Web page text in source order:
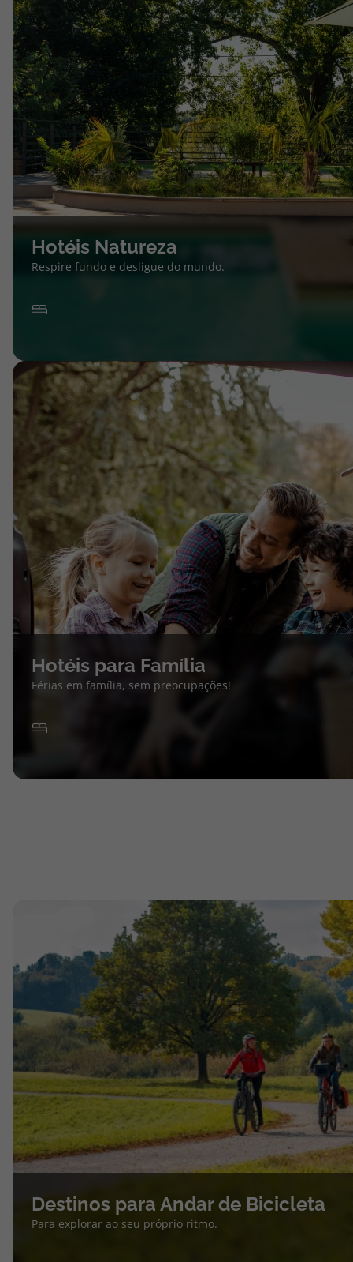
Hotéis Natureza
Respire fundo e desligue do mundo.
Hotéis para Família
Férias em família, sem preocupações!
Destinos para Andar de Bicicleta
Para explorar ao seu próprio ritmo.